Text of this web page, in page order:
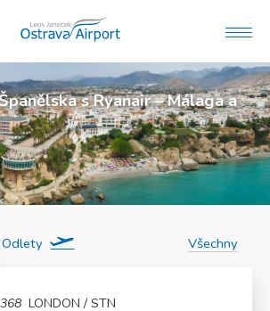
s Ryanair – Málaga a
Odlety Všechny
LONDON / STN